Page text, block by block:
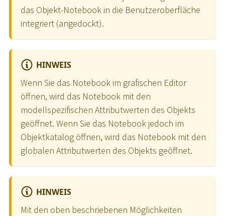
das Objekt-Notebook in die Benutzeroberfläche
integriert (angedockt).
HINWEIS
Wenn Sie das Notebook im grafischen Editor
öffnen, wird das Notebook mit den
modellspezifischen Attributwerten des Objekts
geöffnet. Wenn Sie das Notebook jedoch im
Objektkatalog öffnen, wird das Notebook mit den
globalen Attributwerten des Objekts geöffnet.
HINWEIS
Mit den oben beschriebenen Möglichkeiten